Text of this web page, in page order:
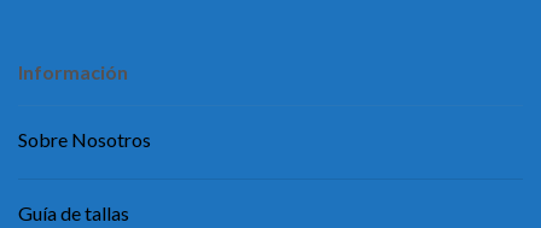
Información
Sobre Nosotros
Guía de tallas